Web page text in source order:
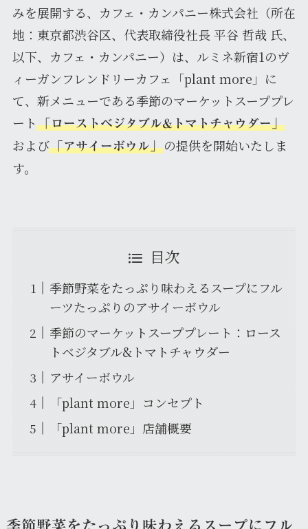
みを展開する、カフェ・カンパニー株式会社（所在
地：東京都渋谷区、代表取締役社長 平谷 哲哉 氏、
以下、カフェ・カンパニー）は、ルミネ新宿1のヴ
ィーガンフレンドリーカフェ「plant more」に
て、新メニューである季節のマーケットスーププレ
ート 「ローストベジタブル&トマトチャウダー」
および「アサイーボウル」の提供を開始いたしま
す。
目次
季節野菜をたっぷり味わえるスープにフル
ーツたっぷりのアサイーボウル
季節のマーケットスーププレート：ロース
トベジタブル&トマトチャウダー
アサイーボウル
「plant more」コンセプト
「plant more」店舗概要
季節野菜をたっぷり味わえるスープにフル